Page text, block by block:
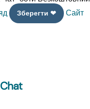
Зберегти ❤ Сайт